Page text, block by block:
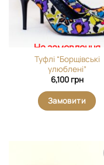
На замовлення
Туфлі “Борщівські
улюблені”
6,100 грн
Замовити